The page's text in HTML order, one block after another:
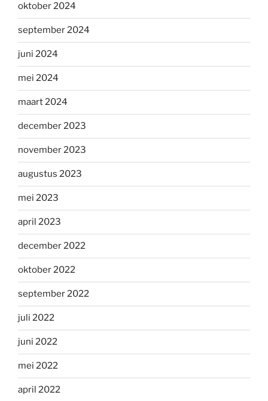
oktober 2024
september 2024
juni 2024
mei 2024
maart 2024
december 2023
november 2023
augustus 2023
mei 2023
april 2023
december 2022
oktober 2022
september 2022
juli 2022
juni 2022
mei 2022
april 2022